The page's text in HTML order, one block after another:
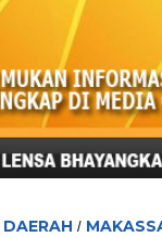
DAERAH /